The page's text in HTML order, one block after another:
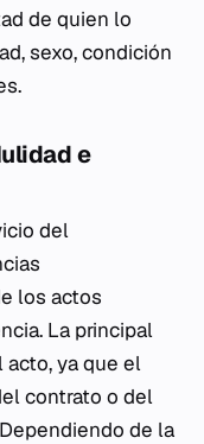
de quien lo
sexo, condición
e
del
los actos
La principal
ya que el
contrato o del
de la